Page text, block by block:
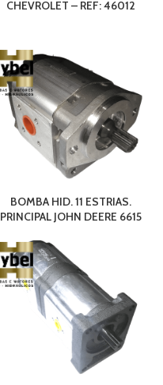
CHEVROLET – REF: 46012
BOMBA HID. 11 ESTRIAS.
PRINCIPAL JOHN DEERE 6615